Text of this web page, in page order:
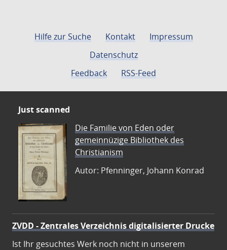
Hilfe zur Suche Kontakt
Impressum
Datenschutz
Feedback
RSS-Feed
Just scanned
Die Familie von Eden oder
gemeinnüzige Bibliothek des
Christianism
Autor: Pfenninger, Johann Konrad
ZVDD - Zentrales Verzeichnis digitalisierter Drucke
Ist Ihr gesuchtes Werk noch nicht in unserem